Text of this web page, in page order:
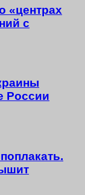
«центрах
с
России